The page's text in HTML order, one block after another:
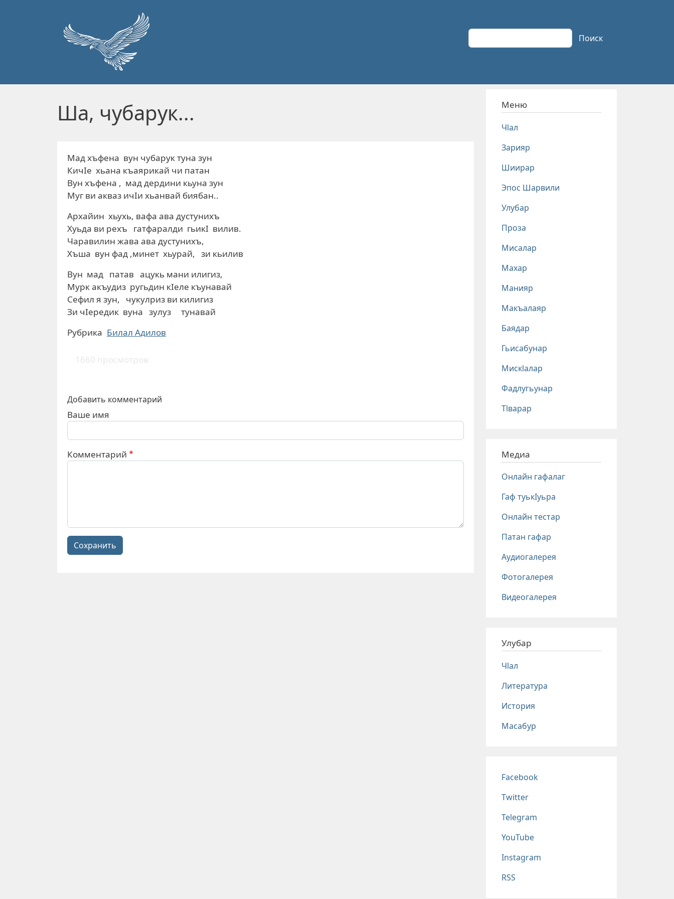
Поиск Поиск
Ша, чубарук...
Мад хъфена вун чубарук туна зун
КичIе хьана къаярикай чи патан
Вун хъфена , мад дердини кьуна зун
Муг ви акваз ичIи хьанвай биябан..
Архайин хьухь, вафа ава дустунихъ
Хуьда ви рехъ гатфаралди гьикI вилив.
Чаравилин жава ава дустунихъ,
Хъша вун фад ,минет хьурай, зи кьилив
Вун мад патав ацукь мани илигиз,
Мурк акъудиз ругьдин кIеле къунавай
Сефил я зун, чукулриз ви килигиз
Зи чIередик вуна зулуз тунавай
Рубрика Билал Адилов
1660 просмотров
Добавить комментарий
Ваше имя
Комментарий
Сохранить
Меню
Чlал
Зарияр
Шиирар
Эпос Шарвили
Улубар
Проза
Мисалар
Махар
Манияр
Макъалаяр
Баядар
Гьисабунар
Мискlалар
Фадлугьунар
Тlварар
Медиа
Онлайн гафалаг
Гаф туькIуьра
Онлайн тестар
Патан гафар
Аудиогалерея
Фотогалерея
Видеогалерея
Улубар
Чlал
Литература
История
Масабур
Соц сети
Facebook
Twitter
Telegram
YouTube
Instagram
RSS